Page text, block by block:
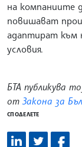
на компаниите
повишават
адаптират към
условия.
БТА публикува
отЗакона за
СПОДЕЛЕТЕ